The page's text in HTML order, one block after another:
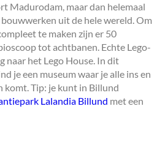
Madurodam, maar dan helemaal
uit de hele wereld. Om
te maken zijn er 50
tot achtbanen. Echte Lego-
naar het Lego House. In dit
je een museum waar je alle ins en
komt. Tip: je kunt in Billund
Lalandia Billund met een